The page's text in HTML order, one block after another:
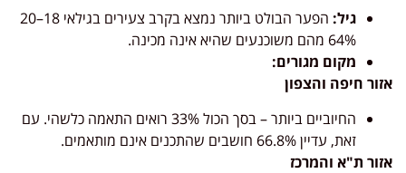
גיל:
הפער הבולט ביותר נמצא בקרב צעירים בגילאי 18–20
64% מהם משוכנעים שהיא אינה מכינה.
מקום מגורים:
אזור חיפה והצפון
החיוביים ביותר – בסך הכול 33% רואים התאמה כלשהי. עם
זאת, עדיין 66.8% חושבים שהתכנים אינם מותאמים.
אזור ת"א והמרכז